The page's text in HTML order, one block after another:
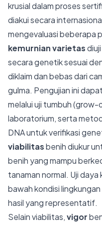
krusial dalam proses
diakui secara
mengevaluasi beberapa
kemurnian varietas
secara genetik sesuai
diklaim dan bebas dari
gulma. Pengujian ini
melalui uji tumbuh
laboratorium, serta
DNA untuk verifikasi
viabilitasbenih diukur
benih yang mampu
tanaman normal. Uji
bawah kondisi
hasil yang representatif.
Selain viabilitas,vigor